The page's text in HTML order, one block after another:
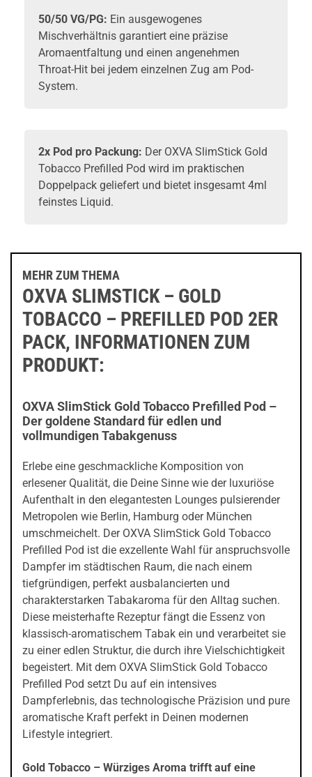
50/50 VG/PG: Ein ausgewogenes
Mischverhältnis garantiert eine präzise
Aromaentfaltung und einen angenehmen
Throat-Hit bei jedem einzelnen Zug am Pod-
System.
2x Pod pro Packung: Der OXVA SlimStick Gold
Tobacco Prefilled Pod wird im praktischen
Doppelpack geliefert und bietet insgesamt 4ml
feinstes Liquid.
MEHR ZUM THEMA
OXVA SLIMSTICK – GOLD
TOBACCO – PREFILLED POD 2ER
PACK, INFORMATIONEN ZUM
PRODUKT:
OXVA SlimStick Gold Tobacco Prefilled Pod –
Der goldene Standard für edlen und
vollmundigen Tabakgenuss
Erlebe eine geschmackliche Komposition von
erlesener Qualität, die Deine Sinne wie der luxuriöse
Aufenthalt in den elegantesten Lounges pulsierender
Metropolen wie Berlin, Hamburg oder München
umschmeichelt. Der OXVA SlimStick Gold Tobacco
Prefilled Pod ist die exzellente Wahl für anspruchsvolle
Dampfer im städtischen Raum, die nach einem
tiefgründigen, perfekt ausbalancierten und
charakterstarken Tabakaroma für den Alltag suchen.
Diese meisterhafte Rezeptur fängt die Essenz von
klassisch-aromatischem Tabak ein und verarbeitet sie
zu einer edlen Struktur, die durch ihre Vielschichtigkeit
begeistert. Mit dem OXVA SlimStick Gold Tobacco
Prefilled Pod setzt Du auf ein intensives
Dampferlebnis, das technologische Präzision und pure
aromatische Kraft perfekt in Deinen modernen
Lifestyle integriert.
Gold Tobacco – Würziges Aroma trifft auf eine